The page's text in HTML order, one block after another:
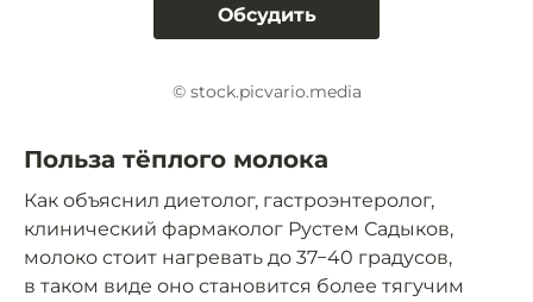
Обсудить
© stock.picvario.media
Польза тёплого молока
Как объяснил диетолог, гастроэнтеролог,
клинический фармаколог Рустем Садыков,
молоко стоит нагревать до 37−40 градусов,
в таком виде оно становится более тягучим